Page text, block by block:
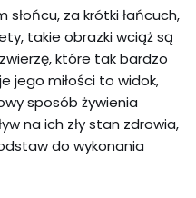
za krótki łańcuch,
takie obrazki wciąż są
które tak bardzo
jego miłości to widok,
sposób żywienia
na ich zły stan zdrowia,
do wykonania